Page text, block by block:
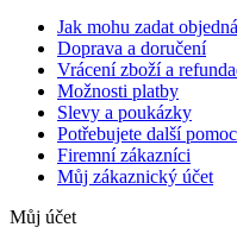
Jak mohu zadat
Doprava a doručení
Vrácení zboží a
Možnosti platby
Slevy a poukázky
Potřebujete další
Firemní zákazníci
Můj zákaznický účet
Můj účet